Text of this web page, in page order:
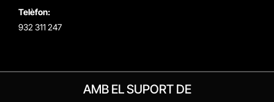
Telèfon:
932 311 247
AMB EL SUPORT DE